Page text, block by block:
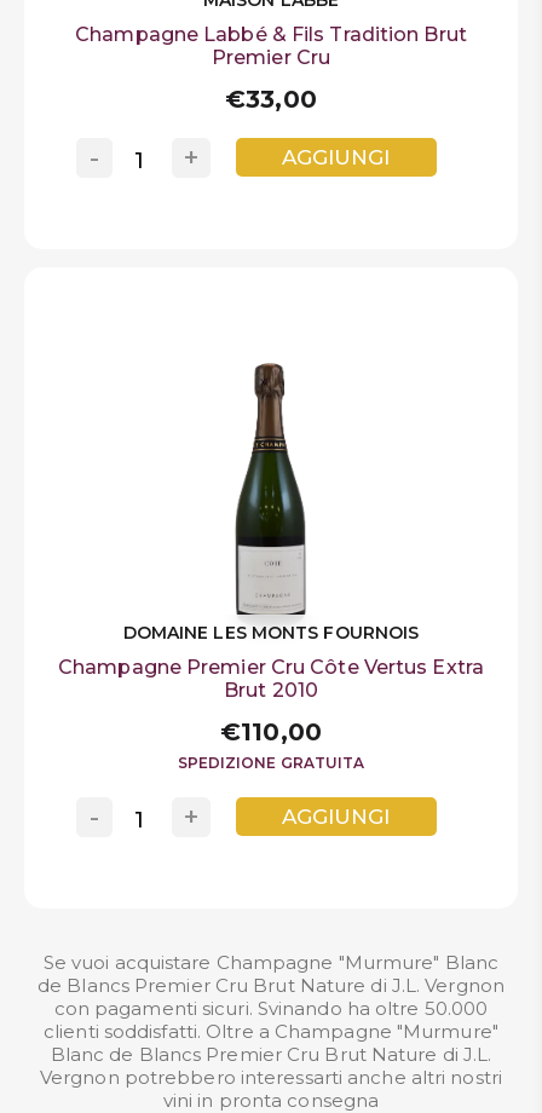
Champagne Labbé & Fils Tradition Brut
Premier Cru
€33,00
+
- AGGIUNGI
DOMAINE LES MONTS FOURNOIS
Champagne Premier Cru Côte Vertus Extra
Brut 2010
€110,00
SPEDIZIONE GRATUITA
+
- AGGIUNGI
Se vuoi acquistare Champagne "Murmure" Blanc
de Blancs Premier Cru Brut Nature di J.L. Vergnon
con pagamenti sicuri. Svinando ha oltre 50.000
clienti soddisfatti. Oltre a Champagne "Murmure"
Blanc de Blancs Premier Cru Brut Nature di J.L.
Vergnon potrebbero interessarti anche altri nostri
vini in pronta consegna